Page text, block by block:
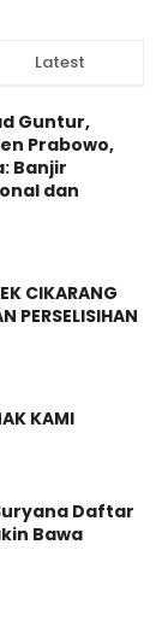
Latest
Guntur,
Prabowo,
Banjir
dan
CIKARANG
PERSELISIHAN
KAMI
Daftar
Bawa